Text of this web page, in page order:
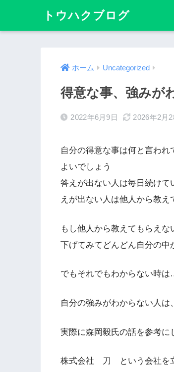
トウハクブログ
ホーム Uncategorized
得意な事、強みが
2022年6月9日 2026年2月
自分の得意な事は何と言わ
よいでしょう
答えが出ない人は毎日続け
えが出ない人は他人から教え
もし他人から教えてもらえ
下げてみてどんどん自分の中
でもそれでもわからない時
自分の強みがわからない人は
実際に森岡毅氏の話を参考に
株式会社 刀 という会社を立